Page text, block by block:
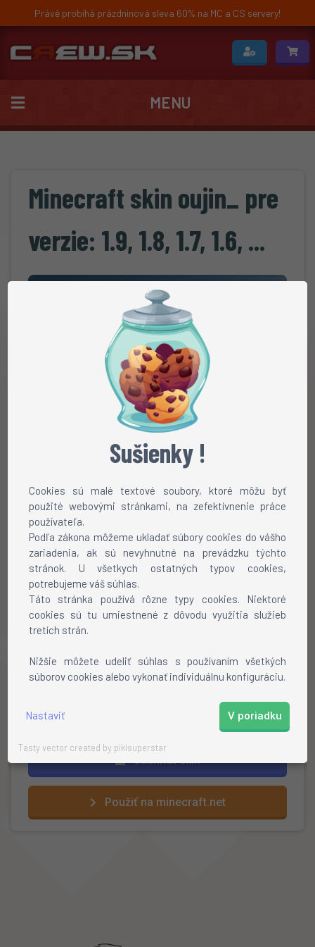
Sušienky !
Cookies sú malé textové soubory, ktoré môžu byť
použité webovými stránkami, na zefektívnenie práce
používateľa.
Podľa zákona môžeme ukladať súbory cookies do vášho
zariadenia, ak sú nevyhnutné na prevádzku týchto
stránok. U všetkych ostatných typov cookies,
potrebujeme váš súhlas.
Táto stránka používá rôzne typy cookies. Niektoré
cookies sú tu umiestnené z dôvodu využitia služieb
tretích strán.
Nižšie môžete udeliť súhlas s používaním všetkých
súborov cookies alebo vykonať individuálnu konfiguráciu.
Nastaviť V poriadku
Tasty vector created by pikisuperstar
Právě probíhá prázdninová sleva 60% na MC a CS servery!
MENU
Minecraft skin oujin_ pre
verzie: 1.9, 1.8, 1.7, 1.6, ...
Chôdza Beh
Ako nainštalovať skin?
Stiahnite si skin
Otvorte profil na mojang.net
Hotovo!
Stiahnuť skin
Použiť na minecraft.net